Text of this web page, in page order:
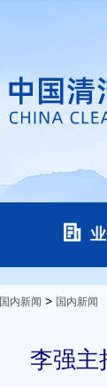
国内新闻 > 国内新闻
李强主